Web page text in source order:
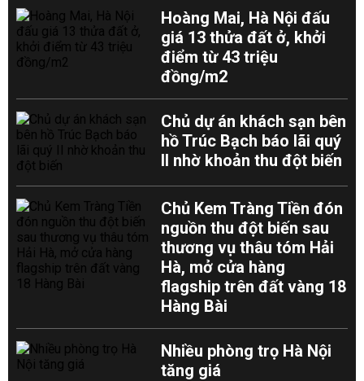
Hoàng Mai, Hà Nội đấu
giá 13 thửa đất ở, khởi
điểm từ 43 triệu
đồng/m2
Chủ dự án khách sạn bên
hồ Trúc Bạch báo lãi quý
II nhờ khoản thu đột biến
Chủ Kem Tràng Tiền đón
nguồn thu đột biến sau
thương vụ thâu tóm Hải
Hà, mở cửa hàng
flagship trên đất vàng 18
Hàng Bài
Nhiều phòng trọ Hà Nội
tăng giá